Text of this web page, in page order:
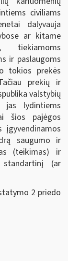
civiliams
dalyvauja
ar kitame
tiekiamoms
ir paslaugoms
tokios prekės
prekių ir
valstybių
jas lydintiems
šios pajėgos
įgyvendinamos
saugumo ir
(teikimas) ir
standartinį (ar
2 priedo